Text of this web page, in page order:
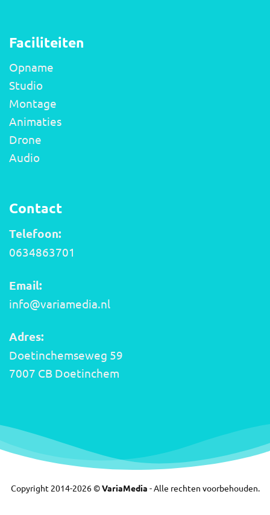
Faciliteiten
Opname
Studio
Montage
Animaties
Drone
Audio
Contact
Telefoon:
0634863701
Email:
info@variamedia.nl
Adres:
Doetinchemseweg 59
7007 CB Doetinchem
Copyright 2014-2026 ©VariaMedia - Alle rechten voorbehouden.